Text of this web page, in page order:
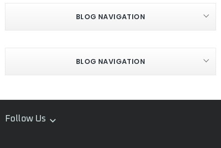
BLOG NAVIGATION
BLOG NAVIGATION
Follow Us 